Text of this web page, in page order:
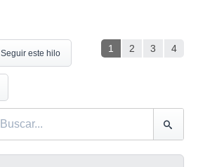
1 2 3 4
Seguir este hilo